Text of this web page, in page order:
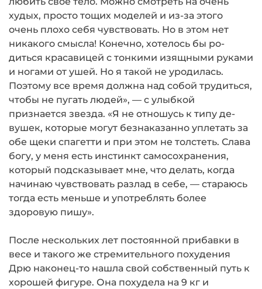
худых, просто тощих моделей и из-за этого
очень плохо себя чувствовать. Но в этом нет
никакого смысла! Конечно, хотелось бы ро­
диться красавицей с тонкими изящными рука­ми
и ногами от ушей. Но я такой не уродилась.
Поэтому все время должна над собой тру­диться,
чтобы не пугать людей», — с улыбкой
признается звезда. «Я не отношусь к типу де­
вушек, которые могут безнаказанно уплетать за
обе щеки спагетти и при этом не толстеть. Слава
богу, у меня есть инстинкт самосохра­нения,
который подсказывает мне, что делать, когда
начинаю чувствовать разлад в себе, — стараюсь
тогда есть меньше и употреблять более
здоровую пишу».
После нескольких лет постоянной прибавки в
весе и такого же стре­мительного похудения
Дрю наконец-то нашла свой собственный путь к
хорошей фигуре. Она похудела на 9 кг и